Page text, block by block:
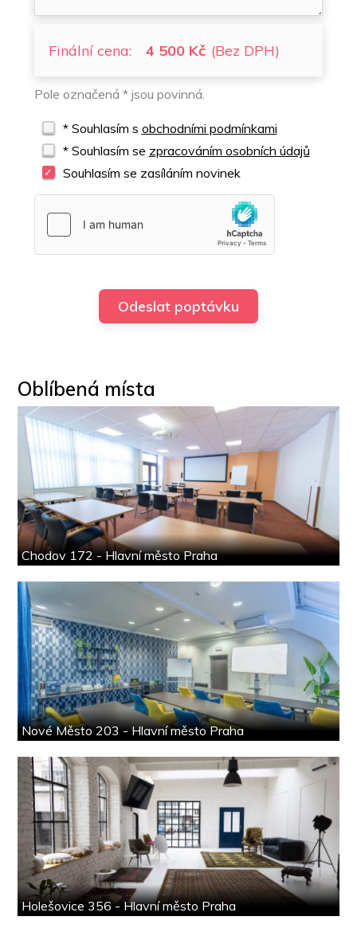
Finální cena: 4 500 Kč (Bez DPH)
Pole označená * jsou povinná.
* Souhlasím s obchodními podmínkami
* Souhlasím se zpracováním osobních údajů
Souhlasím se zasíláním novinek
Oblíbená místa
Chodov 172 - Hlavní město Praha
Nové Město 203 - Hlavní město Praha
Holešovice 356 - Hlavní město Praha